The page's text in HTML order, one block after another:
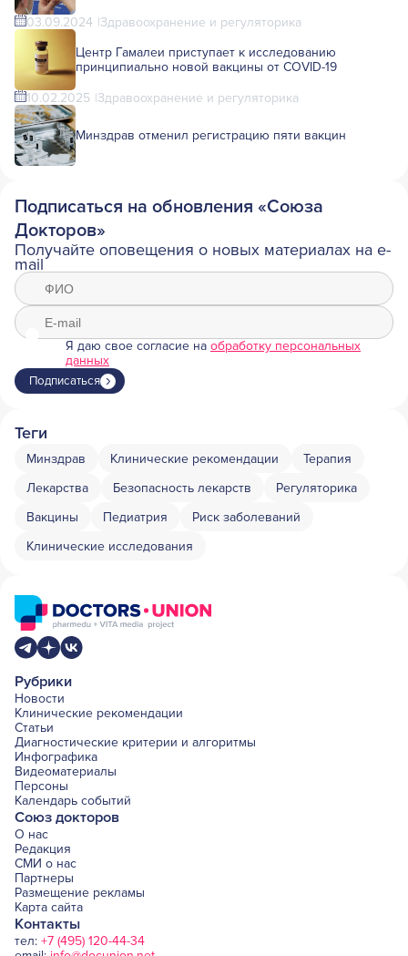
03.09.2024 Здравоохранение и регуляторика
Центр Гамалеи приступает к исследованию
принципиально новой вакцины от COVID-19
10.02.2025 Здравоохранение и регуляторика
Минздрав отменил регистрацию пяти вакцин
Подписаться на обновления «Союза
Докторов»
Получайте оповещения о новых материалах на e-
mail
Я даю свое согласие на обработку персональных
данных
Подписаться
Теги
Минздрав Клинические рекомендации
Терапия
Лекарства
Безопасность лекарств
Регуляторика
Вакцины
Педиатрия
Риск заболеваний
Клинические исследования
Рубрики
Новости
Клинические рекомендации
Статьи
Диагностические критерии и алгоритмы
Инфографика
Видеоматериалы
Персоны
Календарь событий
Союз докторов
О нас
Редакция
СМИ о нас
Партнеры
Размещение рекламы
Карта сайта
Контакты
тел: +7 (495) 120-44-34